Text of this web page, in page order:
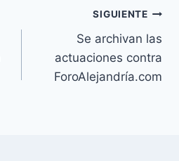
SIGUIENTE
Se archivan las
actuaciones contra
ForoAlejandría.com